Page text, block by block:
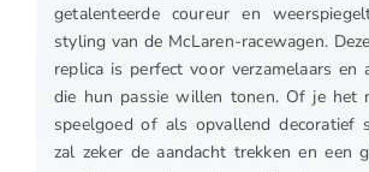
getalenteerde coureur en
styling van de McLaren-racewagen.
replica is perfect voor verzamelaars en
die hun passie willen tonen. Of je het
speelgoed of als opvallend decoratief
zal zeker de aandacht trekken en een